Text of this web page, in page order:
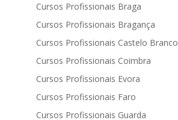
Cursos Profissionais Braga
Cursos Profissionais Bragança
Cursos Profissionais Castelo Branco
Cursos Profissionais Coimbra
Cursos Profissionais Evora
Cursos Profissionais Faro
Cursos Profissionais Guarda